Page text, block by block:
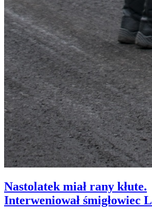
Nastolatek miał rany kłute.
Interweniował śmigłowiec